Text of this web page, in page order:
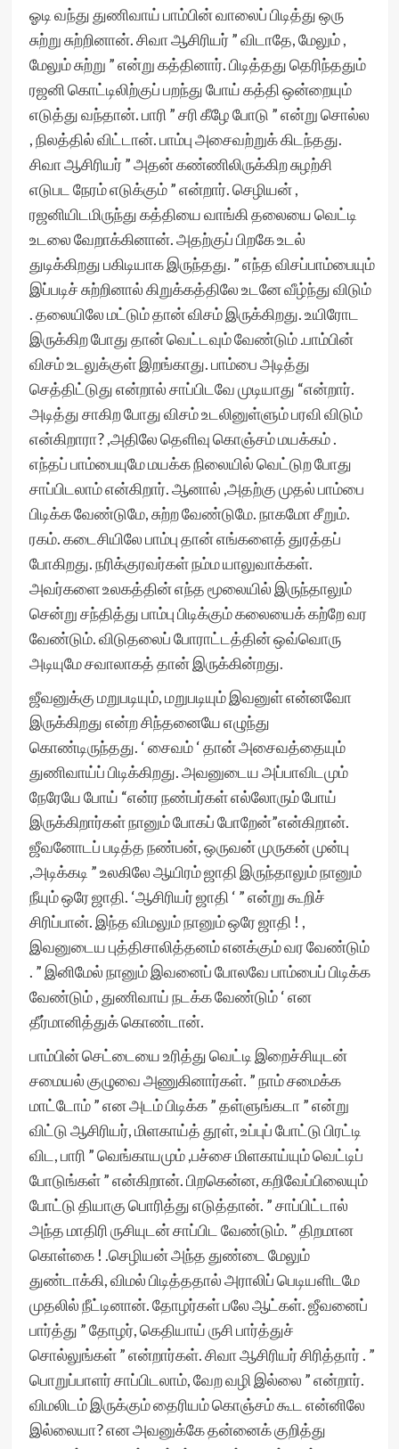
ஓடி வந்து துணிவாய் பாம்பின் வாலைப் பிடித்து ஒரு
சுற்று சுற்றினான். சிவா ஆசிரியர் ” விடாதே, மேலும் ,
மேலும் சுற்று ” என்று கத்தினார். பிடித்தது தெரிந்ததும்
ரஜனி கொட்டிலிற்குப் பறந்து போய் கத்தி ஒன்றையும்
எடுத்து வந்தான். பாரி ” சரி கீழே போடு ” என்று சொல்ல
, நிலத்தில் விட்டான். பாம்பு அசைவற்றுக் கிடந்தது.
சிவா ஆசிரியர் ” அதன் கண்ணிலிருக்கிற சுழற்சி
எடுபட நேரம் எடுக்கும் ” என்றார். செழியன் ,
ரஜனியிடமிருந்து கத்தியை வாங்கி தலையை வெட்டி
உடலை வேறாக்கினான். அதற்குப் பிறகே உடல்
துடிக்கிறது பகிடியாக இருந்தது. ” எந்த விசப்பாம்பையும்
இப்படிச் சுற்றினால் கிறுக்கத்திலே உடனே வீழ்ந்து விடும்
. தலையிலே மட்டும் தான் விசம் இருக்கிறது. உயிரோட
இருக்கிற போது தான் வெட்டவும் வேண்டும் .பாம்பின்
விசம் உடலுக்குள் இறங்காது. பாம்பை அடித்து
செத்திட்டுது என்றால் சாப்பிடவே முடியாது “என்றார்.
அடித்து சாகிற போது விசம் உடலினுள்ளும் பரவி விடும்
என்கிறாரா? ,அதிலே தெளிவு கொஞ்சம் மயக்கம் .
எந்தப் பாம்பையுமே மயக்க நிலையில் வெட்டுற போது
சாப்பிடலாம் என்கிறார். ஆனால் ,அதற்கு முதல் பாம்பை
பிடிக்க வேண்டுமே, சுற்ற வேண்டுமே. நாகமோ சீறும்.
ரகம். கடைசியிலே பாம்பு தான் எங்களைத் துரத்தப்
போகிறது. நரிக்குரவர்கள் நம்ம யாலுவாக்கள்.
அவர்களை உலகத்தின் எந்த மூலையில் இருந்தாலும்
சென்று சந்தித்து பாம்பு பிடிக்கும் கலையைக் கற்றே வர‌
வேண்டும். விடுதலைப் போராட்டத்தின் ஒவ்வொரு
அடியுமே சவாலாகத் தான் இருக்கின்றது.
ஜீவனுக்கு மறுபடியும், மறுபடியும் இவனுள் என்னவோ
இருக்கிறது என்ற சிந்தனையே எழுந்து
கொண்டிருந்தது. ‘ சைவம் ‘ தான் அசைவத்தையும்
துணிவாய்ப் பிடிக்கிறது. அவனுடைய அப்பாவிடமும்
நேரேயே போய் “என்ர நண்பர்கள் எல்லோரும் போய்
இருக்கிறார்கள் நானும் போகப் போறேன்”என்கிறான்.
ஜீவனோடப் படித்த நண்பன், ஒருவன் முருகன் முன்பு
,அடிக்கடி ” உலகிலே ஆயிரம் ஜாதி இருந்தாலும் நானும்
நீயும் ஒரே ஜாதி. ‘ஆசிரியர் ஜாதி ‘ ” என்று கூறிச்
சிரிப்பான். இந்த விமலும் நானும் ஒரே ஜாதி ! ,
இவனுடைய புத்திசாலித்தனம் எனக்கும் வர வேண்டும்
. ” இனிமேல் நானும் இவனைப் போலவே பாம்பைப் பிடிக்க
வேண்டும் , துணிவாய் நடக்க வேண்டும் ‘ என
தீர்மானித்துக் கொண்டான்.‌
பாம்பின் செட்டையை உரித்து வெட்டி இறைச்சியுடன்
சமையல் குழுவை அணுகினார்கள். ” நாம் சமைக்க
மாட்டோம் ” என அடம் பிடிக்க ” தள்ளுங்கடா ” என்று
விட்டு ஆசிரியர், மிளகாய்த் தூள், உப்புப் போட்டு பிரட்டி
விட, பாரி ” வெங்காயமும் ,பச்சை மிளகாய்யும் வெட்டிப்
போடுங்கள் ” என்கிறான். பிறகென்ன, கறிவேப்பிலையும்
போட்டு தியாகு பொரித்து எடுத்தான். ” சாப்பிட்டால்
அந்த மாதிரி ருசியுடன் சாப்பிட வேண்டும். ” திறமான‌
கொள்கை ! .செழியன் அந்த துண்டை மேலும்
துண்டாக்கி, விமல் பிடித்ததால் அராலிப் பெடியளிடமே
முதலில் நீட்டினான். தோழர்கள் பலே ஆட்கள். ஜீவனைப்
பார்த்து ” தோழர், கெதியாய் ருசி பார்த்துச்
சொல்லுங்கள் ” என்றார்கள். சிவா ஆசிரியர் சிரித்தார் . ”
பொறுப்பாளர் சாப்பிடலாம், வேற வழி இல்லை ” என்றார்.
விமலிடம் இருக்கும் தைரியம் கொஞ்சம் கூட என்னிலே
இல்லையா? என அவனுக்கே தன்னைக் குறித்து